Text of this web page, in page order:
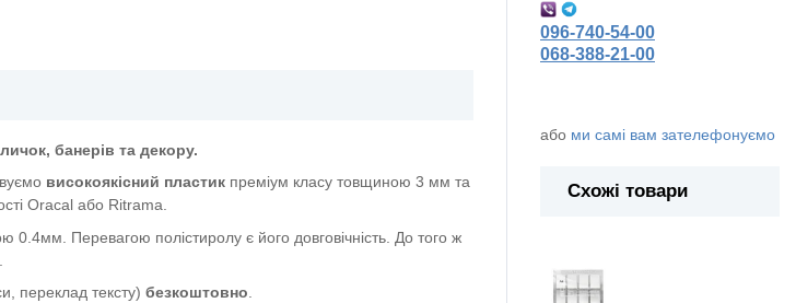
банерів та декору.
високоякісний пластик преміум класу товщиною 3 мм та
Oracal або Ritrama.
0.4мм. Перевагою полістиролу є його довговічність. До того ж
переклад тексту) безкоштовно
096-740-54-00
068-388-21-00
або ми самі вам зателефонуємо
Схожі товари